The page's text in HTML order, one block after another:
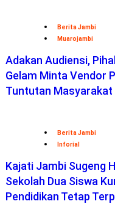
Berita Jambi
Muarojambi
Adakan Audiensi,
Gelam Minta Vendor
Tuntutan Masyarakat
Berita Jambi
Inforial
Kajati Jambi Sugeng
Sekolah Dua Siswa
Pendidikan Tetap